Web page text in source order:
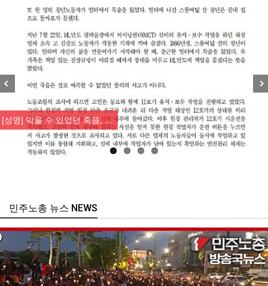
[성명] 막을 수 있었던 죽음, …
주노총 뉴스 NEWS